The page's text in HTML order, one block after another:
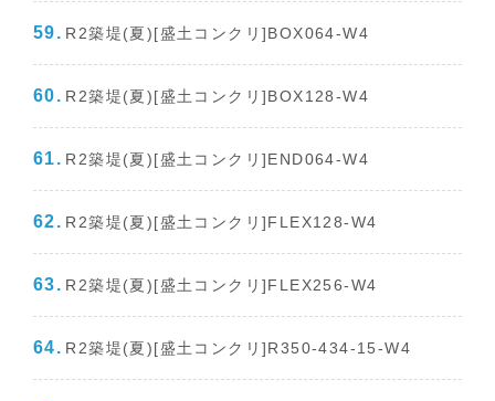
R2築堤(夏)[盛土コンクリ]BOX064-W4
R2築堤(夏)[盛土コンクリ]BOX128-W4
R2築堤(夏)[盛土コンクリ]END064-W4
R2築堤(夏)[盛土コンクリ]FLEX128-W4
R2築堤(夏)[盛土コンクリ]FLEX256-W4
R2築堤(夏)[盛土コンクリ]R350-434-15-W4